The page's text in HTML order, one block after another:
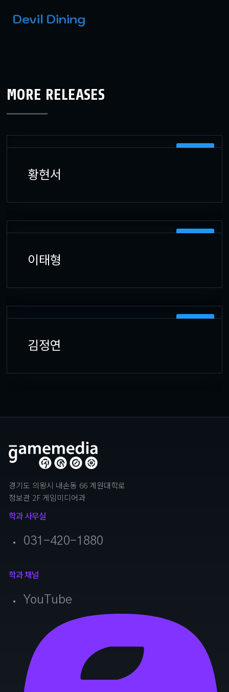
Devil Dining
MORE RELEASES
황현서
이태형
김정연
경기도 의왕시 내손동 66 계원대학로
정보관 2F 게임미디어과
학과 사무실
031-420-1880
학과 채널
YouTube